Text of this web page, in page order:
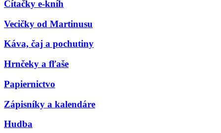
Čítačky e-kníh
Vecičky od Martinusu
Káva, čaj a pochutiny
Hrnčeky a fľaše
Papiernictvo
Zápisníky a kalendáre
Hudba